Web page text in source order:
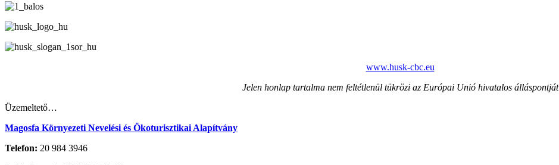
www.husk-cbc.eu
Jelen honlap tartalma nem feltétlenül tükrözi az Európai Unió hivatalos álláspontját
Üzemeltető…
Magosfa Környezeti Nevelési és Ökoturisztikai Alapítvány
Telefon: 20 984 3946